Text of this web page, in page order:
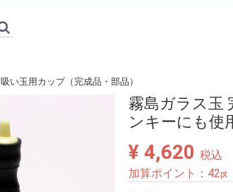
吸い玉用カップ（完成品・部品）
霧島ガラス玉
ンキーにも使
¥ 4,620 税込
加算ポイント： 42pt